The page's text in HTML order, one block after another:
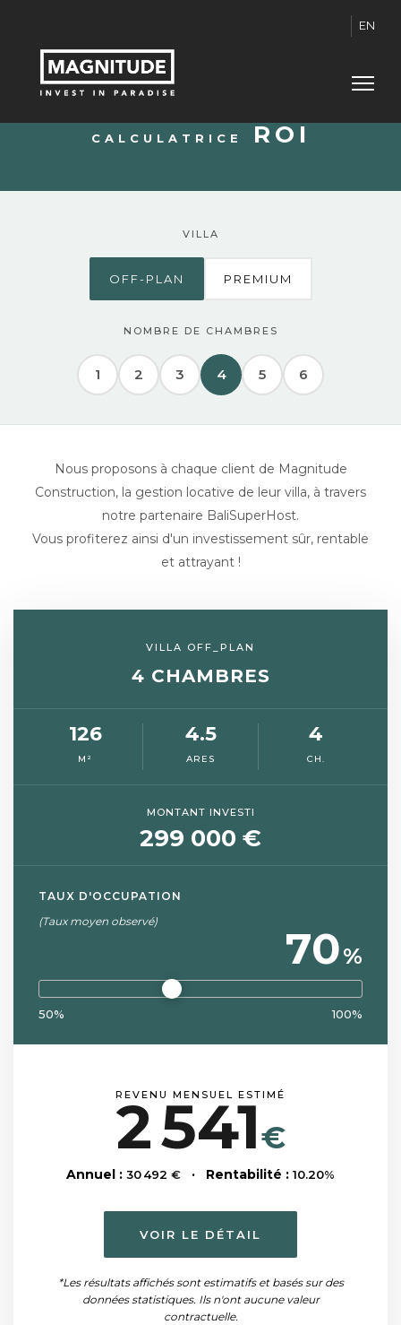
EN
CALCULATRICE ROI
VILLA
OFF-PLAN PREMIUM
NOMBRE DE CHAMBRES
1 2 3 4 5 6
Nous proposons à chaque client de Magnitude
Construction, la gestion locative de leur villa, à travers
notre partenaire BaliSuperHost.
Vous profiterez ainsi d'un investissement sûr, rentable
et attrayant !
VILLA OFF_PLAN
4 CHAMBRES
126
M²
4.5
ARES
4
CH.
MONTANT INVESTI
299 000 €
TAUX D'OCCUPATION
(Taux moyen observé)
70%
50% 100%
REVENU MENSUEL ESTIMÉ
2 541€
Annuel : 30 492 € · Rentabilité : 10.20%
VOIR LE DÉTAIL
*Les résultats affichés sont estimatifs et basés sur des
données statistiques. Ils n'ont aucune valeur
contractuelle.